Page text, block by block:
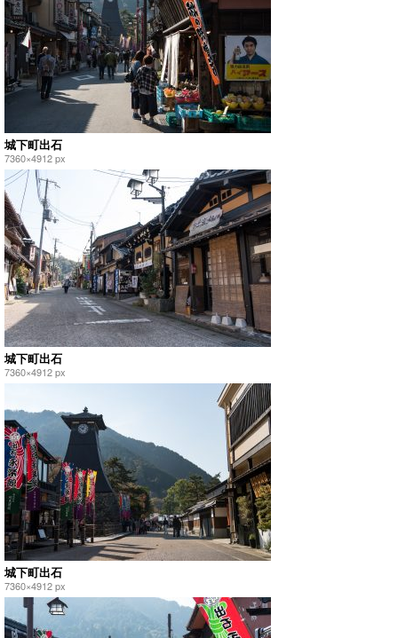
城下町出石
7360×4912 px
城下町出石
7360×4912 px
城下町出石
7360×4912 px